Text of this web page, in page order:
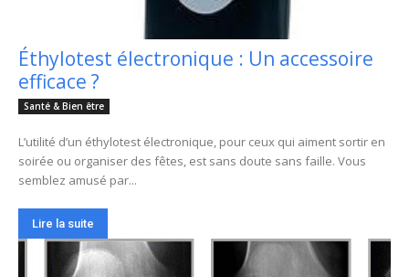
Éthylotest électronique : Un accessoire
efficace ?
Santé & Bien être
L’utilité d’un éthylotest électronique, pour ceux qui aiment sortir en
soirée ou organiser des fêtes, est sans doute sans faille. Vous
semblez amusé par...
Lire la suite